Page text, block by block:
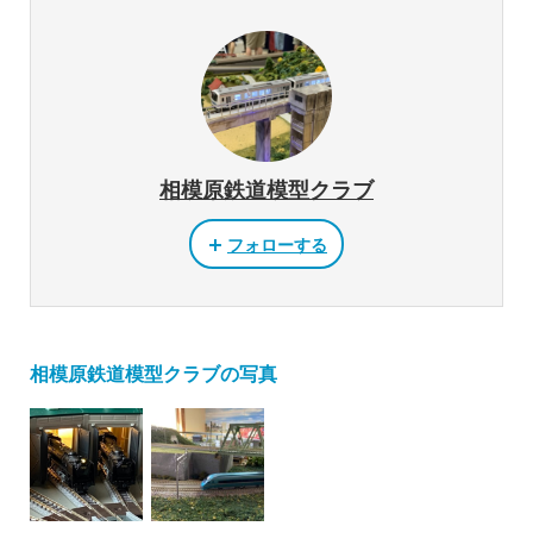
相模原鉄道模型クラブ
フォローする
相模原鉄道模型クラブの写真